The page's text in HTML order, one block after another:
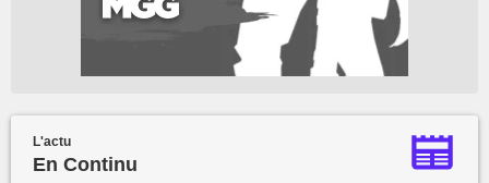
L'actu
En Continu